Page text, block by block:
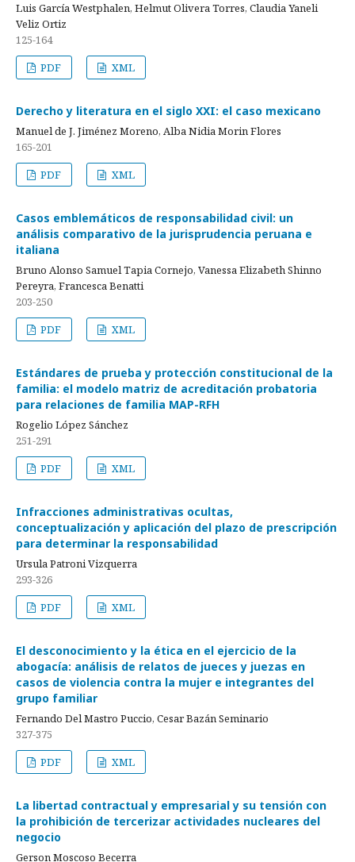
Luis García Westphalen, Helmut Olivera Torres, Claudia Yaneli
Veliz Ortiz
125-164
PDF
XML
Derecho y literatura en el siglo XXI: el caso mexicano
Manuel de J. Jiménez Moreno, Alba Nidia Morin Flores
165-201
PDF
XML
Casos emblemáticos de responsabilidad civil: un
análisis comparativo de la jurisprudencia peruana e
italiana
Bruno Alonso Samuel Tapia Cornejo, Vanessa Elizabeth Shinno
Pereyra, Francesca Benatti
203-250
PDF
XML
Estándares de prueba y protección constitucional de la
familia: el modelo matriz de acreditación probatoria
para relaciones de familia MAP-RFH
Rogelio López Sánchez
251-291
PDF
XML
Infracciones administrativas ocultas,
conceptualización y aplicación del plazo de prescripción
para determinar la responsabilidad
Ursula Patroni Vizquerra
293-326
PDF
XML
El desconocimiento y la ética en el ejercicio de la
abogacía: análisis de relatos de jueces y juezas en
casos de violencia contra la mujer e integrantes del
grupo familiar
Fernando Del Mastro Puccio, Cesar Bazán Seminario
327-375
PDF
XML
La libertad contractual y empresarial y su tensión con
la prohibición de tercerizar actividades nucleares del
negocio
Gerson Moscoso Becerra